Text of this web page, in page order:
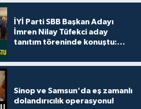
İYİ Parti SBB Başkan Adayı
İmren Nilay Tüfekci aday
tanıtım töreninde konuştu:
Sinop ve Samsun'da eş zamanlı
dolandırıcılık operasyonu!